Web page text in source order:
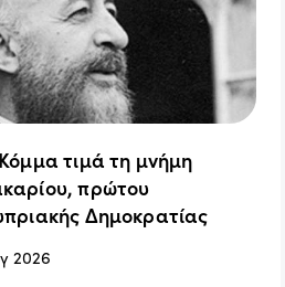
τιμά τη μνήμη
πρώτου
Δημοκρατίας
2026